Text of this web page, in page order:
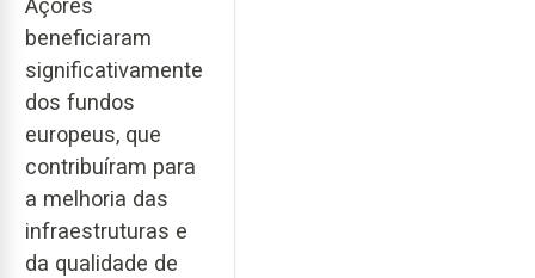
Açores
beneficiaram
significativamente
dos fundos
europeus, que
contribuíram para
a melhoria das
infraestruturas e
da qualidade de